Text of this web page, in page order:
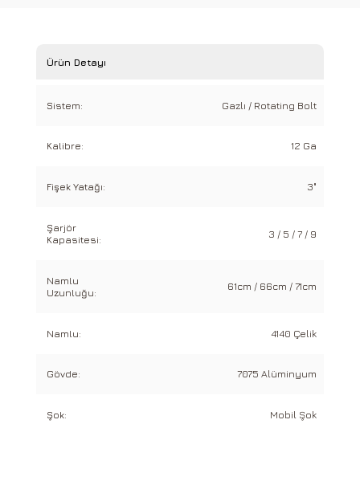
Ürün Detayı
Sistem: Gazlı / Rotating Bolt
Kalibre: 12 Ga
Fişek Yatağı: 3"
Şarjör
Kapasitesi:
3 / 5 / 7 / 9
Namlu
Uzunluğu:
61cm / 66cm / 71cm
Namlu: 4140 Çelik
Gövde: 7075 Alüminyum
Şok: Mobil Şok